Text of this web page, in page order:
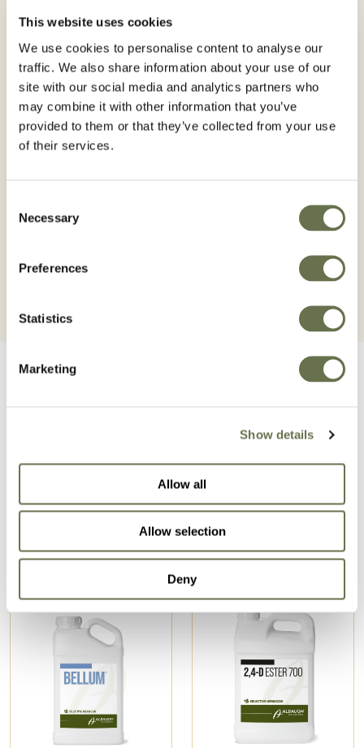
This website uses cookies
We use cookies to personalise content to analyse our
traffic. We also share information about your use of our
site with our social media and analytics partners who
may combine it with other information that you’ve
provided to them or that they’ve collected from your use
of their services.
Selection
Necessary
Preferences
Statistics
Marketing
Show details
Allow all
Allow selection
Deny
Bromoxynil MCPA Ester
Brox M est un herbicide prémélangé pratique qui
offre deux modes d’action au producteur afin de
diminuer le risque d’acquisition d’une résistance
considérablement la suppression du gaillet
Produits connexes